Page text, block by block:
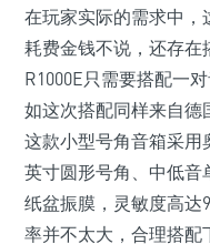
在玩家实际的需求中，
耗费金钱不说，还存在
R1000E只需要搭配一
如这次搭配同样来自德
这款小型号角音箱采用
英寸圆形号角、中低音
纸盆振膜，灵敏度高达
率并不太大，合理搭配